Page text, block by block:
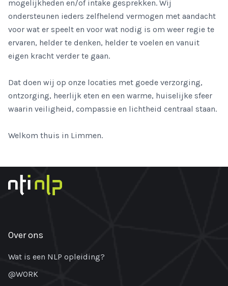
mogelijkheden en/of intake gesprekken. Wij
ondersteunen ieders zelfhelend vermogen met aandacht
voor wat er speelt en voor wat nodig is om weer regie te
ervaren, helder te denken, helder te voelen en vanuit
eigen kracht verder te gaan.
Dat doen wij op onze locaties met goede verzorging,
ontzorging, heerlijk eten en een warme, huiselijke sfeer
waarin veiligheid, compassie en lichtheid centraal staan.
Welkom thuis in Limmen.
Over ons
Wat is een NLP opleiding?
@WORK